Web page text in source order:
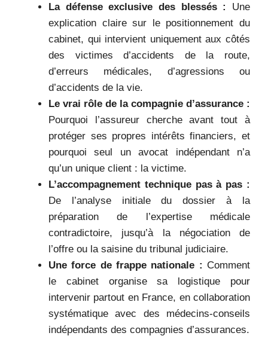
La défense exclusive des blessés :
Une
explication claire sur le positionnement du
cabinet, qui intervient uniquement aux côtés
des victimes d’accidents de la route,
d’erreurs médicales, d’agressions ou
d’accidents de la vie.
Le vrai rôle de la compagnie d’assurance :
Pourquoi l’assureur cherche avant tout à
protéger ses propres intérêts financiers, et
pourquoi seul un avocat indépendant n’a
qu’un unique client : la victime.
L’accompagnement technique pas à pas :
De l’analyse initiale du dossier à la
préparation de l’expertise médicale
contradictoire, jusqu’à la négociation de
l’offre ou la saisine du tribunal judiciaire.
Une force de frappe nationale : Comment
le cabinet organise sa logistique pour
intervenir partout en France, en collaboration
systématique avec des médecins-conseils
indépendants des compagnies d’assurances.